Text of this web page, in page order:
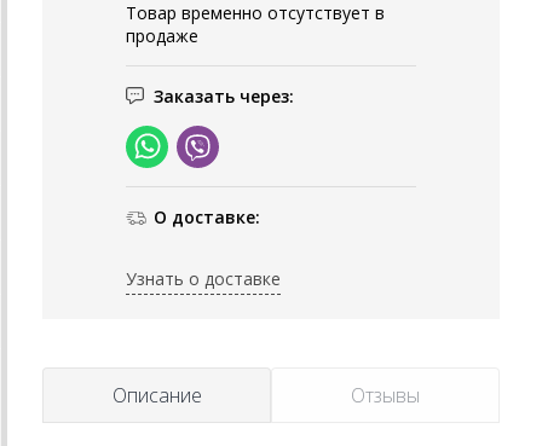
Товар временно отсутствует в
продаже
Заказать через:
О доставке:
Узнать о доставке
Описание Отзывы